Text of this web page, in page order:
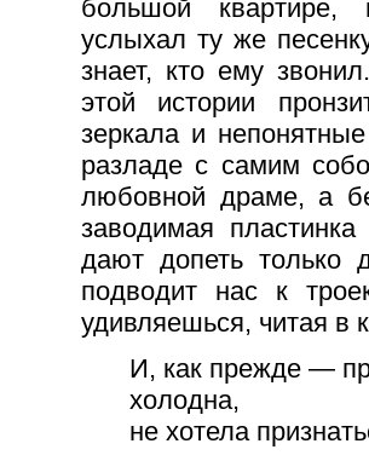
большой квартире,
услыхал ту же
знает, кто ему
этой истории
зеркала и
разладе с самим
любовной драме, а
заводимая
дают допеть только
подводит нас к
удивляешься, читая в
И, как прежде —
холодна,
не хотела